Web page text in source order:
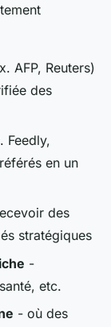
AFP, Reuters)
des
Feedly,
en un
des
stratégiques
-
etc.
- où des